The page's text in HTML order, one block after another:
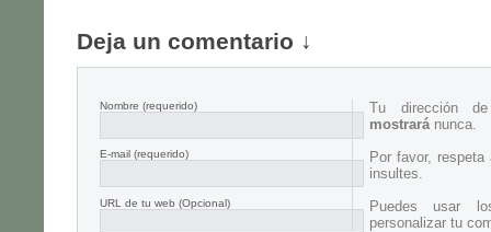
Deja un comentario ↓
Nombre (requerido)
E-mail (requerido)
URL de tu web (Opcional)
Tu dirección
mostrará nunca.
Por favor,
insultes.
Puedes usar
personalizar tu